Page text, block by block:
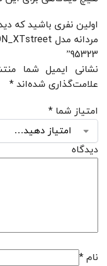
اولین نفری باشید که
95323”
نشانی ایمیل شما
علامت‌گذاری شده‌اند *
امتیاز شما *
نام *